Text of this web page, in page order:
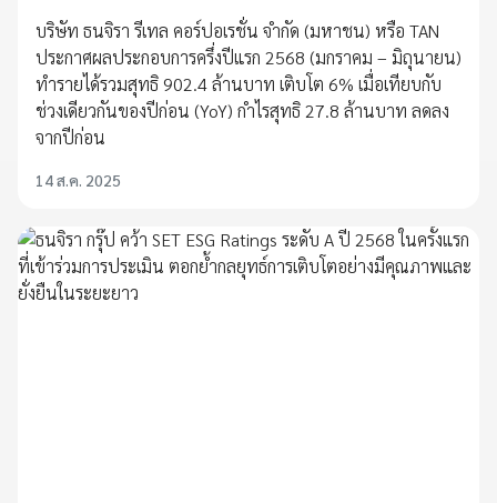
บริษัท ธนจิรา รีเทล คอร์ปอเรชั่น จำกัด (มหาชน) หรือ TAN
ประกาศผลประกอบการครึ่งปีแรก 2568 (มกราคม – มิถุนายน)
ทำรายได้รวมสุทธิ 902.4 ล้านบาท เติบโต 6% เมื่อเทียบกับ
ช่วงเดียวกันของปีก่อน (YoY) กำไรสุทธิ 27.8 ล้านบาท ลดลง
จากปีก่อน
14 ส.ค. 2025